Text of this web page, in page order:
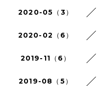
2020-05（3）
2020-02（6）
2019-11（6）
2019-08（5）